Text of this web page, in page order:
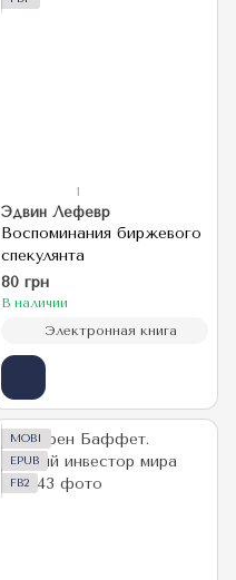
1
Эдвин Лефевр
Воспоминания биржевого
спекулянта
80 грн
В наличии
Электронная книга
MOBI
EPUB
FB2